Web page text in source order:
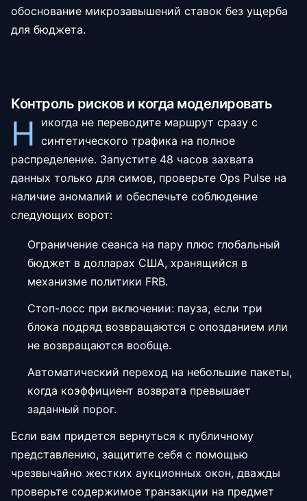
обоснование микрозавышений ставок без ущерба
для бюджета.
Контроль рисков и когда моделировать
Н
икогда не переводите маршрут сразу с
синтетического трафика на полное
распределение. Запустите 48 часов захвата
данных только для симов, проверьте Ops Pulse на
наличие аномалий и обеспечьте соблюдение
следующих ворот:
Ограничение сеанса на пару плюс глобальный
бюджет в долларах США, хранящийся в
механизме политики FRB.
Стоп-лосс при включении: пауза, если три
блока подряд возвращаются с опозданием или
не возвращаются вообще.
Автоматический переход на небольшие пакеты,
когда коэффициент возврата превышает
заданный порог.
Если вам придется вернуться к публичному
представлению, защитите себя с помощью
чрезвычайно жестких аукционных окон, дважды
проверьте содержимое транзакции на предмет